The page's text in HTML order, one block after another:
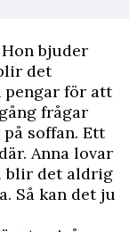
bjuder
det
pengar för att
frågar
soffan. Ett
Anna lovar
blir det aldrig
Så kan det ju